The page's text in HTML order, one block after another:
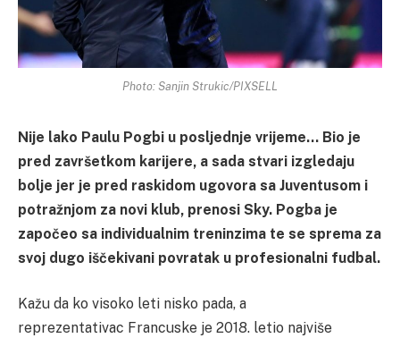
Photo: Sanjin Strukic/PIXSELL
Nije lako Paulu Pogbi u posljednje vrijeme… Bio je
pred završetkom karijere, a sada stvari izgledaju
bolje jer je pred raskidom ugovora sa Juventusom i
potražnjom za novi klub, prenosi Sky. Pogba je
započeo sa individualnim treninzima te se sprema za
svoj dugo iščekivani povratak u profesionalni fudbal.
Kažu da ko visoko leti nisko pada, a
reprezentativac Francuske je 2018. letio najviše